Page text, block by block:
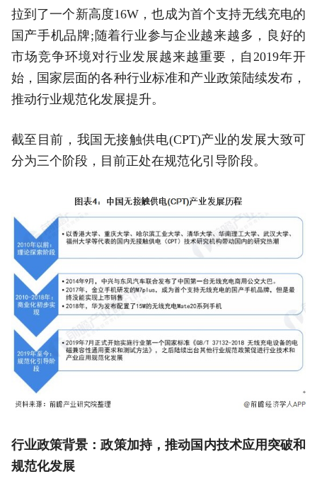
拉到了一个新高度16W，也成为首个支持无线充电的
国产手机品牌;随着行业参与企业越来越多，良好的
市场竞争环境对行业发展越来越重要，自2019年开
始，国家层面的各种行业标准和产业政策陆续发布，
推动行业规范化发展提升。
截至目前，我国无接触供电(CPT)产业的发展大致可
分为三个阶段，目前正处在规范化引导阶段。
行业政策背景：政策加持，推动国内技术应用突破和
规范化发展